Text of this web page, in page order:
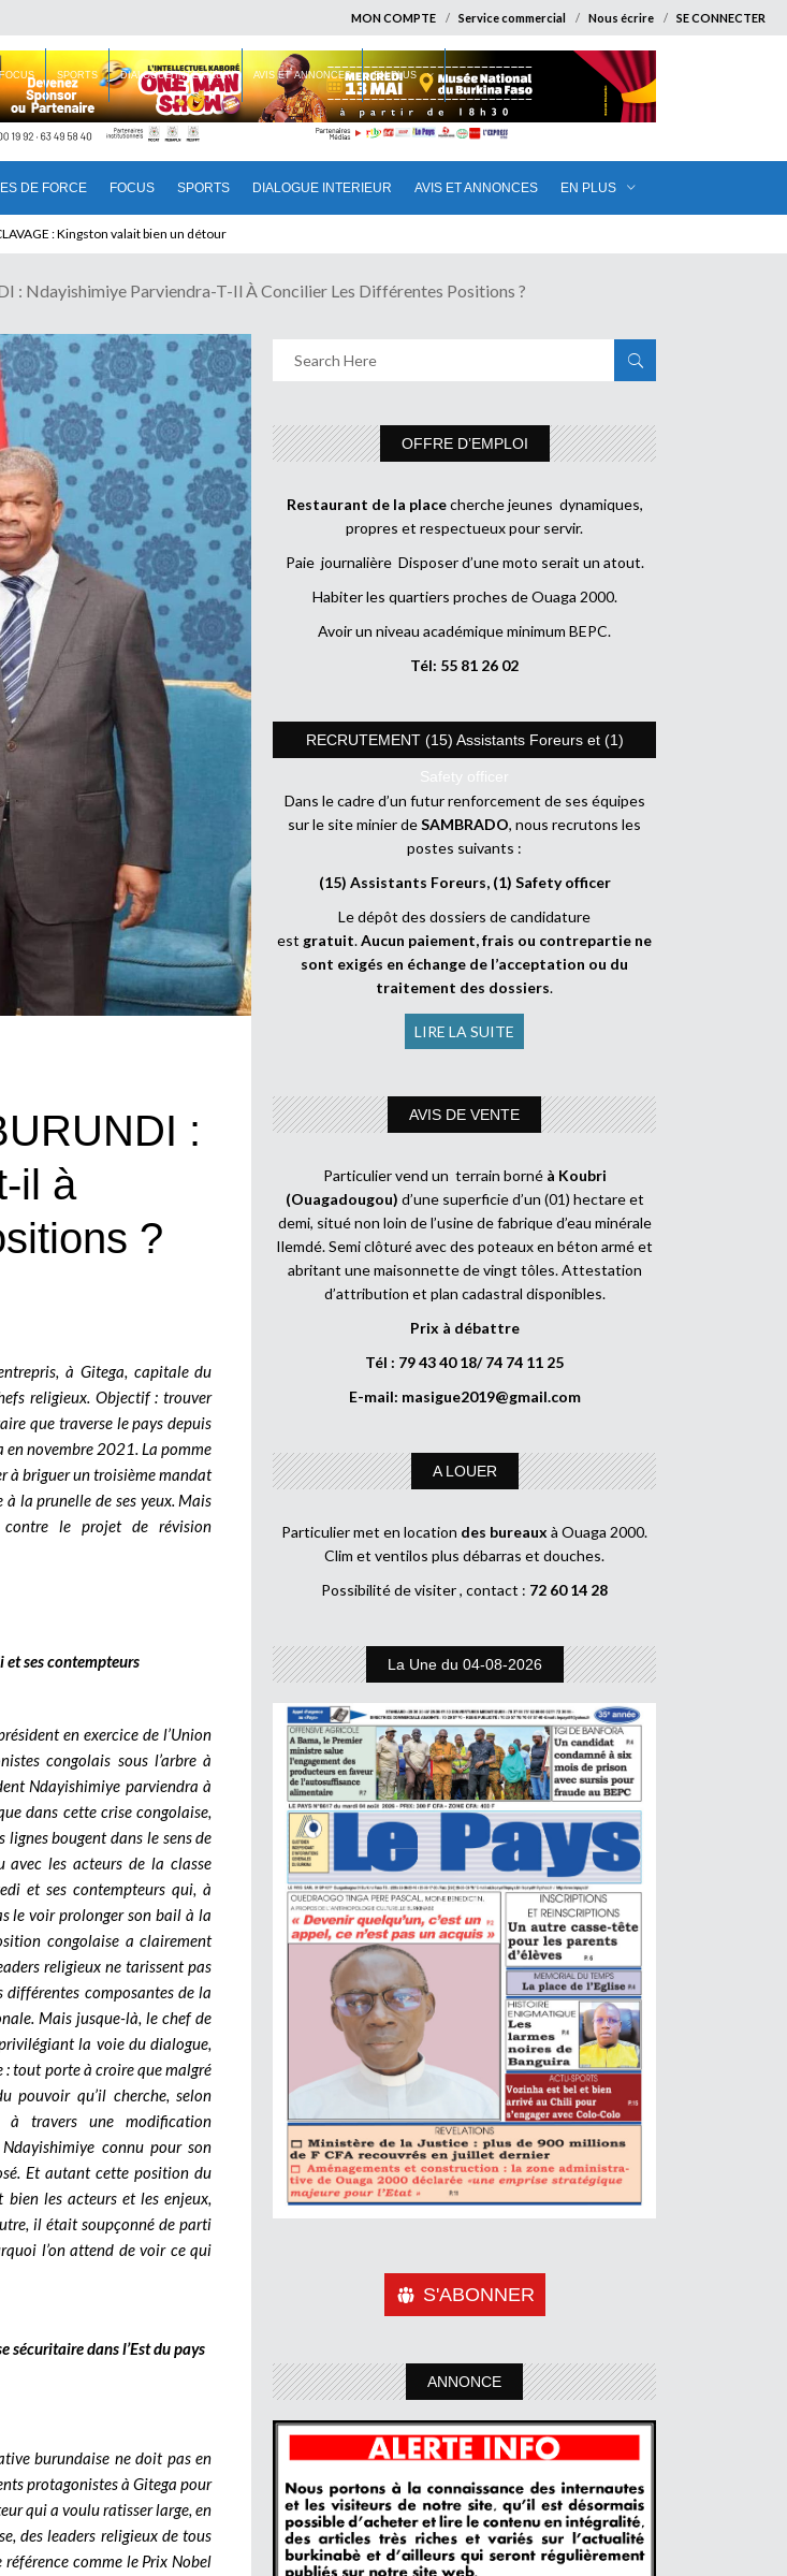
MON COMPTE Service commercial Nous écrire SE CONNECTER
DE FORCE FOCUS SPORTS DIALOGUE INTERIEUR AVIS ET ANNONCES EN PLUS
FOCUS SPORTS DIALOGUE INTERIEUR AVIS ET ANNONCES EN PLUS
quitte le pouvoir sans partir !
: Ndayishimiye Parviendra-T-Il À Concilier Les Différentes Positions ?
:
il à
?
à Gitega, capitale du
religieux. Objectif : trouver
que traverse le pays depuis
en novembre 2021. La pomme
à briguer un troisième mandat
la prunelle de ses yeux. Mais
le projet de révision
et ses contempteurs
en exercice de l’Union
congolais sous l’arbre à
Ndayishimiye parviendra à
dans cette crise congolaise,
bougent dans le sens de
avec les acteurs de la classe
et ses contempteurs qui, à
le voir prolonger son bail à la
congolaise a clairement
religieux ne tarissent pas
composantes de la
Mais jusque-là, le chef de
la voie du dialogue,
tout porte à croire que malgré
pouvoir qu’il cherche, selon
à travers une modification
connu pour son
Et autant cette position du
les acteurs et les enjeux,
il était soupçonné de parti
l’on attend de voir ce qui
sécuritaire dans l’Est du pays
burundaise ne doit pas en
protagonistes à Gitega pour
qui a voulu ratisser large, en
des leaders religieux de tous
comme le Prix Nobel
OFFRE D’EMPLOI
Restaurant de la placecherche jeunes dynamiques,
propres et respectueux pour servir.
Paie journalière Disposer d’une moto serait un atout.
Habiter les quartiers proches de Ouaga 2000.
Avoir un niveau académique minimum BEPC.
Tél: 55 81 26 02
RECRUTEMENT (15) Assistants Foreurs et (1)
Safety officer
Dans le cadre d’un futur renforcement de ses équipes
sur le site minier deSAMBRADO, nous recrutons les
postes suivants :
(15) Assistants Foreurs, (1) Safety officer
Le dépôt des dossiers de candidature
est gratuit.Aucun paiement, frais ou contrepartie ne
sont exigés en échange de l’acceptation ou du
traitement des dossiers.
LIRE LA SUITE
AVIS DE VENTE
Particulier vend un terrain borné à Koubri
(Ouagadougou) d’une superficie d’un (01) hectare et
demi, situé non loin de l’usine de fabrique d’eau minérale
Ilemdé. Semi clôturé avec des poteaux en béton armé et
abritant une maisonnette de vingt tôles. Attestation
d’attribution et plan cadastral disponibles.
Prix à débattre
Tél : 79 43 40 18/ 74 74 11 25
E-mail: masigue2019@gmail.com
A LOUER
Particulier met en location des bureaux à Ouaga 2000.
Clim et ventilos plus débarras et douches.
Possibilité de visiter , contact : 72 60 14 28
La Une du 04-08-2026
S'ABONNER
ANNONCE